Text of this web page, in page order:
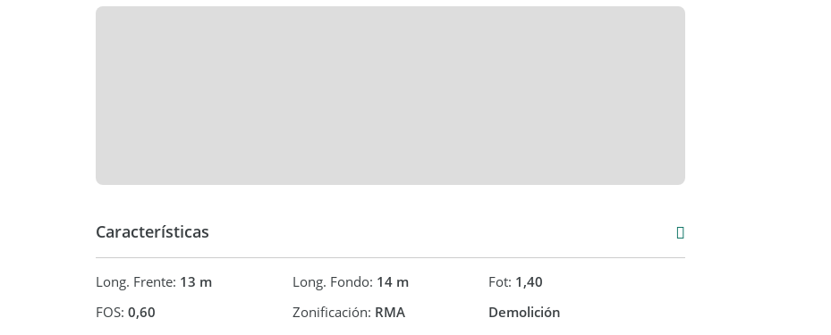
Características
Long. Frente: 13 m Long. Fondo: 14 m Fot: 1,40
FOS: 0,60 Zonificación: RMA
Demolición